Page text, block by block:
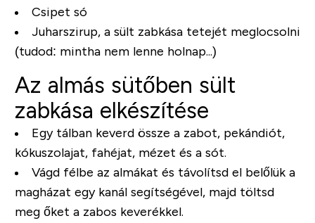
Csipet só
Juharszirup, a sült zabkása tetejét meglocsolni
(tudod: mintha nem lenne holnap...)
Az almás sütőben sült
zabkása elkészítése
Egy tálban keverd össze a zabot, pekándiót,
kókuszolajat, fahéjat, mézet és a sót.
Vágd félbe az almákat és távolítsd el belőlük a
magházat egy kanál segítségével, majd töltsd
meg őket a zabos keverékkel.